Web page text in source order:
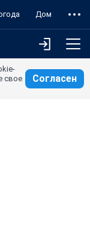
Дом
свое
Согласен